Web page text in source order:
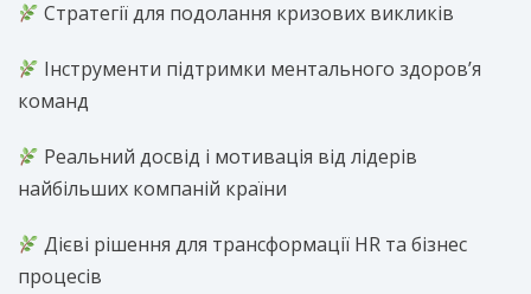
Стратегії для подолання кризових викликів
Інструменти підтримки ментального здоров’я
команд
Реальний досвід і мотивація від лідерів
найбільших компаній країни
Дієві рішення для трансформації HR та бізнес
процесів